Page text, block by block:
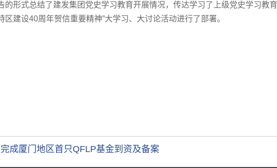
的形式总结了建发集团党史学习教育开展情况，传达学习了上级党史学习教
区建设40周年贺信重要精神”大学习、大讨论活动进行了部署。
成厦门地区首只QFLP基金到资及备案